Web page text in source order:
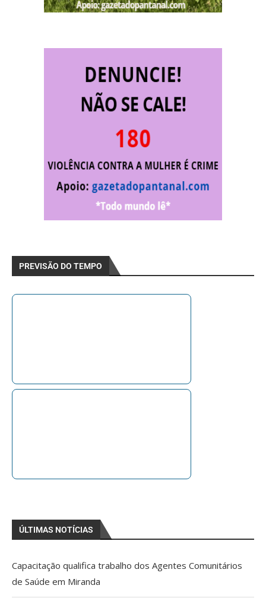
PREVISÃO DO TEMPO
ÚLTIMAS NOTÍCIAS
Capacitação qualifica trabalho dos Agentes Comunitários
de Saúde em Miranda